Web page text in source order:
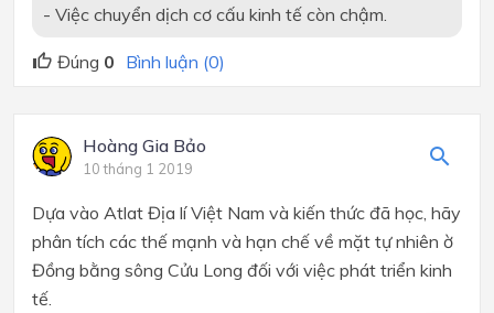
- Việc chuyển dịch cơ cấu kinh tế còn chậm.
Đúng 0 Bình luận (0)
Hoàng Gia Bảo
10 tháng 1 2019
Dựa vào Atlat Địa lí Việt Nam và kiến thức đã học, hãy
phân tích các thế mạnh và hạn chế về mặt tự nhiên ờ
Đồng bằng sông Cửu Long đối với việc phát triển kinh
tế.